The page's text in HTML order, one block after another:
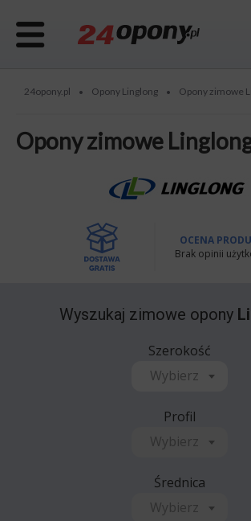
24opony.pl • Opony Linglong • Opony zimowe
Opony zimowe
OCENA
Brak opinii
Wyszukaj zimowe opony
Szerokość
Wybierz
Profil
Wybierz
Średnica
Wybierz